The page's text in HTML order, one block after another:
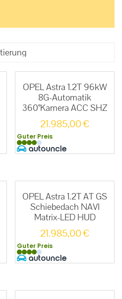
OPEL Astra 1.2T 96kW
8G-Automatik
360°Kamera ACC SHZ
21.985,00€
Guter Preis
OPEL Astra 1.2T AT GS
Schiebedach NAVI
Matrix-LED HUD
21.985,00€
Guter Preis